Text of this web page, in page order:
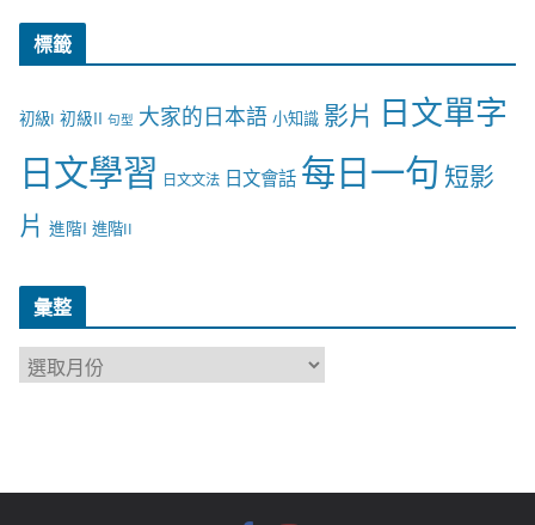
標籤
初級I 初級II 句型 大家的日本語 小知識 影片 日文單字
日文學習 日文文法 日文會話 每日一句 短影
片 進階I 進階II
彙整
彙
整